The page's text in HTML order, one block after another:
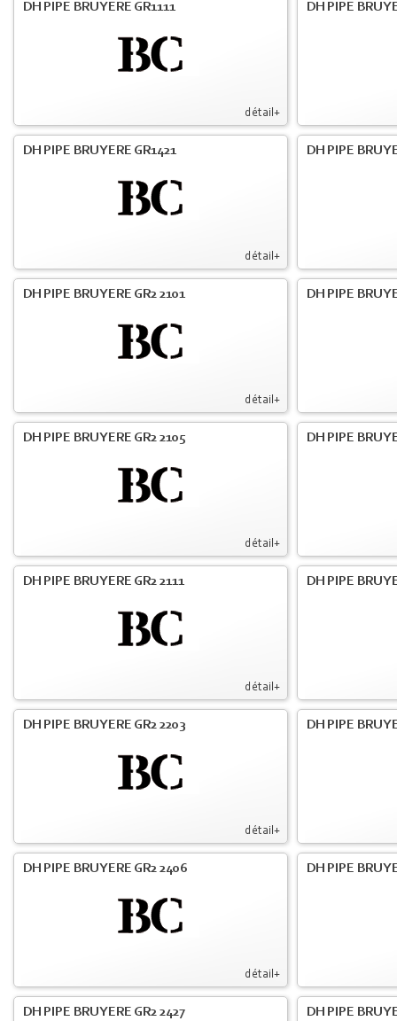
détail+
DH PIPE BRUYERE GR1111 DH PIPE
détail+
DH PIPE BRUYERE GR1421 DH PIPE
détail+
DH PIPE BRUYERE GR2 2101 DH PIPE
détail+
DH PIPE BRUYERE GR2 2105 DH PIPE
détail+
DH PIPE BRUYERE GR2 2111 DH PIPE
détail+
DH PIPE BRUYERE GR2 2203 DH PIPE
détail+
DH PIPE BRUYERE GR2 2406 DH PIPE
DH PIPE BRUYERE GR2 2427 DH PIPE